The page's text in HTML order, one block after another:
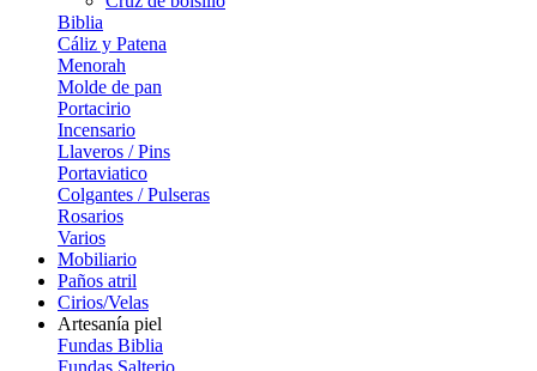
Biblia
Cáliz y Patena
Menorah
Molde de pan
Portacirio
Incensario
Llaveros / Pins
Portaviatico
Colgantes / Pulseras
Rosarios
Varios
Mobiliario
Paños atril
Cirios/Velas
Artesanía piel
Fundas Biblia
Fundas Salterio